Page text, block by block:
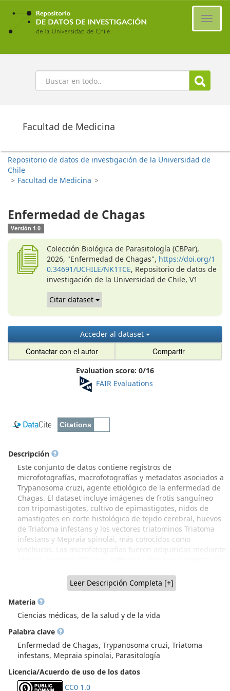
Ir
contenido
principal
Buscar
Facultad de Medicina
Repositorio de datos de investigación de la Universidad de
Chile
> Facultad de Medicina >
Enfermedad de Chagas
Versión 1.0
Colección Biológica de Parasitología (CBPar),
2026, "Enfermedad de Chagas", https://doi.org/1
0.34691/UCHILE/NK1TCE, Repositorio de datos de
investigación de la Universidad de Chile, V1
Citar dataset
Acceder al dataset
Contactar con el autor Compartir
Evaluation score: 0/16
FAIR Evaluations
Descripción
Este conjunto de datos contiene registros de
microfotografías, macrofotografías y metadatos asociados a
Trypanosoma cruzi, agente etiológico de la enfermedad de
Chagas. El dataset incluye imágenes de frotis sanguíneo
con tripomastigotes, cultivo de epimastigotes, nidos de
amastigotes en corte histológico de tejido cerebral, huevos
de Triatoma infestans y los vectores triatominos Triatoma
infestans y Mepraia spinolai, más conocidos como
vinchucas. Las microfotografías fueron adquiridas mediante
Salud Pública (ISP). Las fotografías CBParCHA006 y
CBParCHA007 fueron adquiridas con cámara Canon EOS 1D
X, por el fotógrafo Sr. Rodrigo Contreras. Las fotografías
CBParCHA004 y CBParCHA005 fueron adquiridas por los
fotógrafos Vicente Valdés y Fernado Moya, respectivamente.
Procedencia del material: Colección Biológica de
Parasitología (CBPar), NiBG-ICBM, Facultad de Medicina,
Universidad de Chile (Recuperación parcial a través de
Proyecto FIDOP 48/2023 UChile IP Prof. Inés Zulantay.
Material generado por varias generaciones de académicos
parasitólogos de Sede Norte, Dr. Hugo Schenone y
Leer Descripción Completa [+]
Materia
Ciencias médicas, de la salud y de la vida
Palabra clave
Enfermedad de Chagas, Trypanosoma cruzi, Triatoma
infestans, Mepraia spinolai, Parasitología
Licencia/Acuerdo de uso de los datos
CC0 1.0